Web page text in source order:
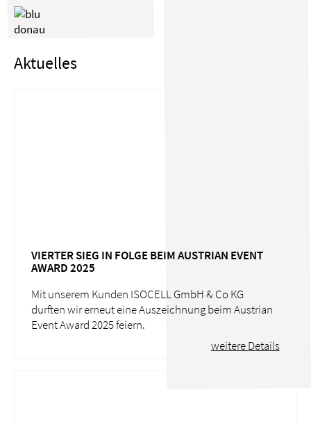
Aktuelles
VIERTER SIEG IN FOLGE BEIM AUSTRIAN EVENT
AWARD 2025
Mit unserem Kunden ISOCELL GmbH & Co KG
durften wir erneut eine Auszeichnung beim Austrian
Event Award 2025 feiern.
weitere Details